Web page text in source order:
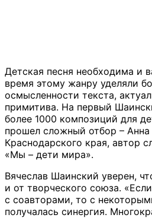
Детская песня необходима и
время этому жанру уделяли
осмысленности текста,
примитива. На первый
более 1000 композиций для
прошел сложный отбор – Анна
Краснодарского края, автор
«Мы – дети мира».
Вячеслав Шаинский уверен,
и от творческого союза.
с соавторами, то с
получалась синергия.